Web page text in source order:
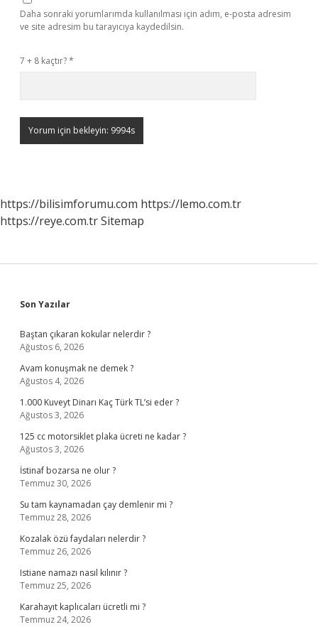
Daha sonraki yorumlarımda kullanılması için adım, e-posta adresim
ve site adresim bu tarayıcıya kaydedilsin.
7 + 8 kaçtır?*
https://bilisimforumu.com https://lemo.com.tr
https://reye.com.trSitemap
Sidebar
Son Yazılar
Baştan çıkaran kokular nelerdir ?
Ağustos 6, 2026
Avam konuşmak ne demek ?
Ağustos 4, 2026
1.000 Kuveyt Dinarı Kaç Türk TL’si eder ?
Ağustos 3, 2026
125 cc motorsiklet plaka ücreti ne kadar ?
Ağustos 3, 2026
İstinaf bozarsa ne olur ?
Temmuz 30, 2026
Su tam kaynamadan çay demlenir mi ?
Temmuz 28, 2026
Kozalak özü faydaları nelerdir ?
Temmuz 26, 2026
Istiane namazı nasıl kılınır ?
Temmuz 25, 2026
Karahayıt kaplıcaları ücretli mi ?
Temmuz 24, 2026